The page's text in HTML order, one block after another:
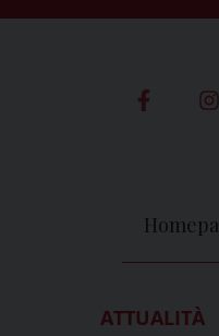
ATTUALITÀ